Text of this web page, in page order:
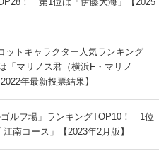
ットキャラクター人気ランキング
マリノス君（横浜F・マリノ
年最新投票結果】
ゴルフ場」ランキングTOP10！ 1位
南コース」【2023年2月版】